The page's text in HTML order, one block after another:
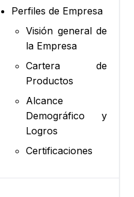
Perfiles de Empresa
Visión general de
la Empresa
Cartera de
Productos
Alcance
Demográfico y
Logros
Certificaciones